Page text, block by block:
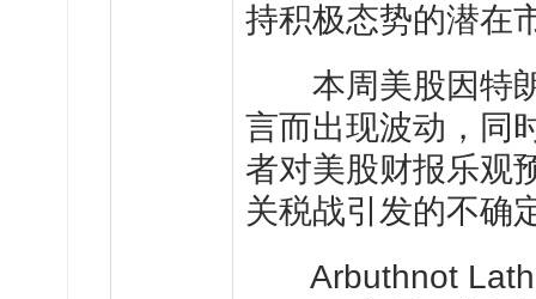
持积极态势的潜在
本周美股因特朗
言而出现波动，同
者对美股财报乐观
关税战引发的不确
Arbuthnot